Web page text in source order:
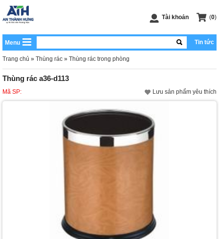
(0)
Tài khoản
Menu Tin tức
Trang chủ » Thùng rác » Thùng rác trong phòng
Thùng rác a36-d113
Mã SP: Lưu sản phẩm yêu thích